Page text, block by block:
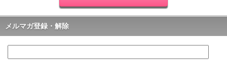
メルマガ登録・解除